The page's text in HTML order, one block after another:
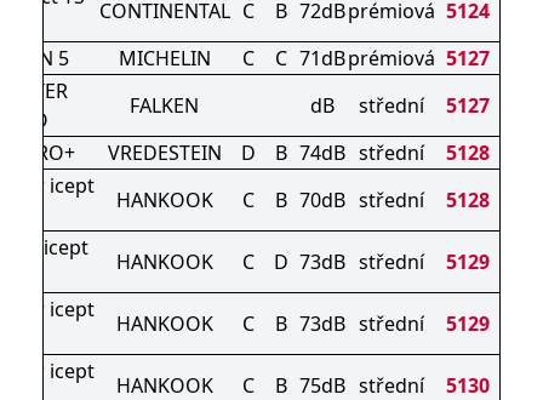
CONTINENTAL C B 72dBprémiová 5124
5
MICHELIN C C 71dBprémiová 5127
FALKEN dB střední
5127
PRO+
VREDESTEIN D B 74dB střední
5128
icept
HANKOOK C B 70dB střední
5128
icept
HANKOOK C D 73dB střední
5129
icept
HANKOOK C B 73dB střední
5129
icept
HANKOOK C B 75dB střední
5130